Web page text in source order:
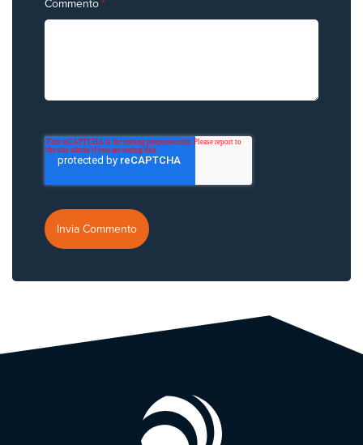
Commento*